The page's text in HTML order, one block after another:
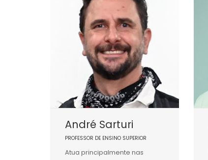
André Sarturi
PROFESSOR DE ENSINO SUPERIOR
Atua principalmente nas